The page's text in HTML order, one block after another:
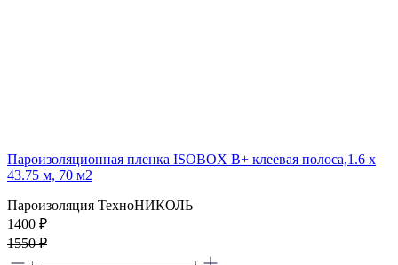
Пароизоляционная пленка ISOBOX В+ клеевая полоса,1.6 x
43.75 м, 70 м2
Пароизоляция ТехноНИКОЛЬ
1400 ₽
1550 ₽